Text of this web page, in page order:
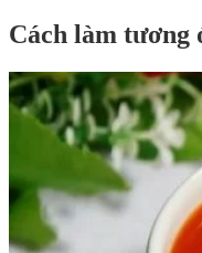
Cách làm tương